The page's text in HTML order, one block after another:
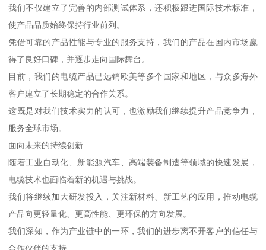
我们不仅建立了完善的内部测试体系，还积极跟进国际技术标准，
使产品品质始终保持行业前列。
凭借可靠的产品性能与专业的服务支持，我们的产品在国内市场赢
得了良好口碑，并逐步走向国际舞台。
目前，我们的电缆产品已远销欧美等多个国家和地区，与众多海外
客户建立了长期稳定的合作关系。
这既是对我们技术实力的认可，也激励我们继续提升产品竞争力，
服务全球市场。
面向未来的持续创新
随着工业自动化、新能源汽车、高端装备制造等领域的快速发展，
电缆技术也面临着新的机遇与挑战。
我们将继续加大研发投入，关注新材料、新工艺的应用，推动电缆
产品向更轻量化、更高性能、更环保的方向发展。
我们深知，作为产业链中的一环，我们的进步离不开客户的信任与